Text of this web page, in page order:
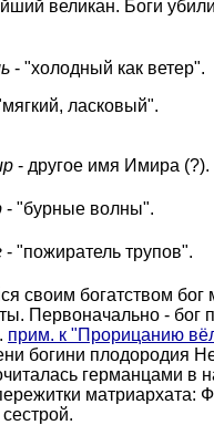
великан. Боги
- "холодный как ветер".
ласковый".
- другое имя Имира (?).
- "бурные волны".
- "пожиратель трупов".
своим богатством бог
Первоначально - бог
прим. к "Прорицанию
богини плодородия
германцами в
матриархата: